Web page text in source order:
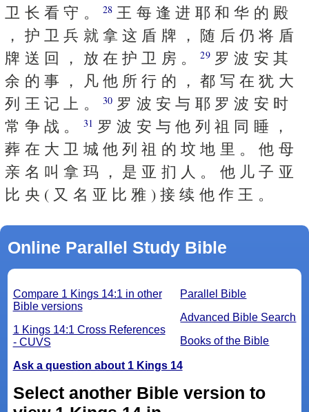
卫 长 看 守 。
28 王 每 逢 进 耶 和 华 的 殿
， 护 卫 兵 就 拿 这 盾 牌 ， 随 后 仍 将 盾
牌 送 回 ， 放 在 护 卫 房 。29罗 波 安 其
余 的 事 ， 凡 他 所 行 的 ， 都 写 在 犹 大
列 王 记 上 。
30 罗 波 安 与 耶 罗 波 安 时
常 争 战 。
31 罗 波 安 与 他 列 祖 同 睡 ，
葬 在 大 卫 城 他 列 祖 的 坟 地 里 。 他 母
亲 名 叫 拿 玛 ， 是 亚 扪 人 。 他 儿 子 亚
比 央 ( 又 名 亚 比 雅 ) 接 续 他 作 王 。
Online Parallel Study Bible
Parallel Bible
Advanced Bible Search
Books of the Bible
Compare 1 Kings 14:1 in other
Bible versions
1 Kings 14:1 Cross References
- CUVS
Ask a question about 1 Kings 14
Select another Bible version to